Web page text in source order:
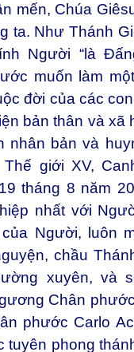
mến, Chúa
ta. NhưThánh
Người “là
muốn làm
đời của các
bản thân và xã
nhân bản và
giới XV,
tháng 8 năm
nhất với
Người, luôn
chầu
xuyên, và
Chân
phước Carlo
tuyên phong